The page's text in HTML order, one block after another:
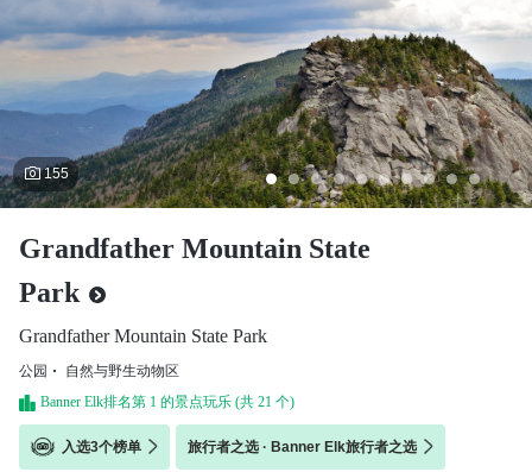
155
Grandfather Mountain State
Park
Grandfather Mountain State Park
公园
自然与野生动物区
Banner Elk排名第 1 的景点玩乐 (共 21 个)
入选3个榜单 旅行者之选 · Banner Elk旅行者之选